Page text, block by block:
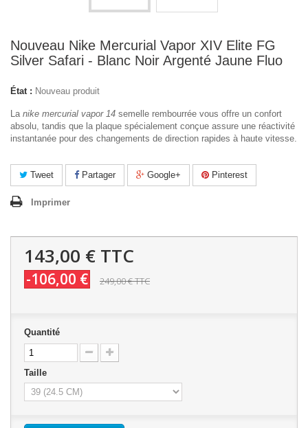
Nouveau Nike Mercurial Vapor XIV Elite FG
Silver Safari - Blanc Noir Argenté Jaune Fluo
État : Nouveau produit
La nike mercurial vapor 14 semelle rembourrée vous offre un confort
absolu, tandis que la plaque spécialement conçue assure une réactivité
instantanée pour des changements de direction rapides à haute vitesse.
Tweet Partager Google+ Pinterest
Imprimer
143,00 € TTC
-106,00 € 249,00 €TTC
Quantité
Taille